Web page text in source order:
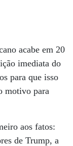
acabe em 20
imediata do
para que isso
motivo para
aos fatos:
de Trump, a